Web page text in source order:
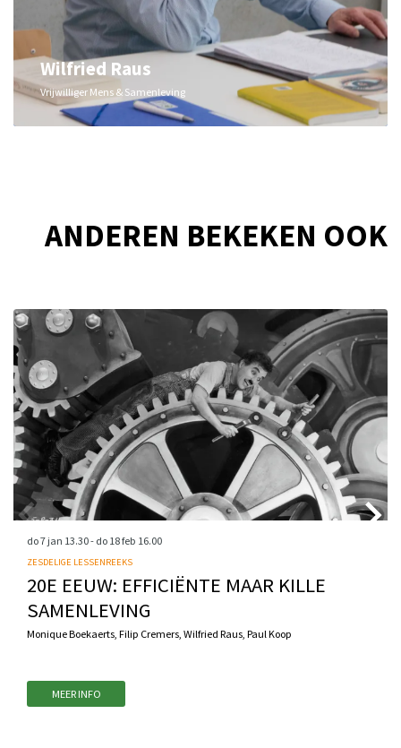
Wilfried Raus
Vrijwilliger Mens & Samenleving
ANDEREN BEKEKEN OOK
20E EEUW: EFFICIËNTE MAAR KILLE
SAMENLEVING
Monique Boekaerts, Filip Cremers, Wilfried Raus, Paul Koop
ZESDELIGE LESSENREEKS
do 7 jan 13.30- do 18 feb 16.00
MEER INFO